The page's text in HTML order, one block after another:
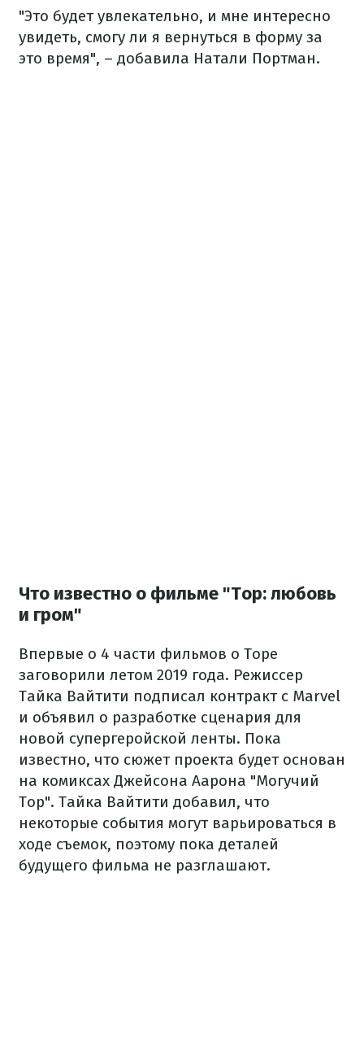
"Это будет увлекательно, и мне интересно
увидеть, смогу ли я вернуться в форму за
это время", – добавила Натали Портман.
Что известно о фильме "Тор: любовь
и гром"
Впервые о 4 части фильмов о Торе
заговорили летом 2019 года. Режиссер
Тайка Вайтити подписал контракт с Marvel
и объявил о разработке сценария для
новой супергеройской ленты. Пока
известно, что сюжет проекта будет основан
на комиксах Джейсона Аарона "Могучий
Тор". Тайка Вайтити добавил, что
некоторые события могут варьироваться в
ходе съемок, поэтому пока деталей
будущего фильма не разглашают.